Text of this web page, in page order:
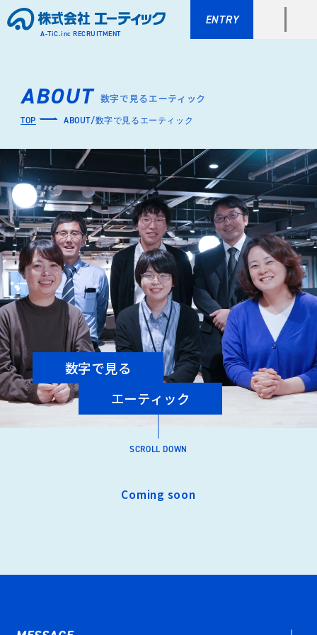
A-TiC.inc RECRUITMENT
ENTRY
ABOUT 数字で見るエーティック
TOP ABOUT/数字で見るエーティック
SCROLL DOWN
数字で見る
エーティック
Coming soon